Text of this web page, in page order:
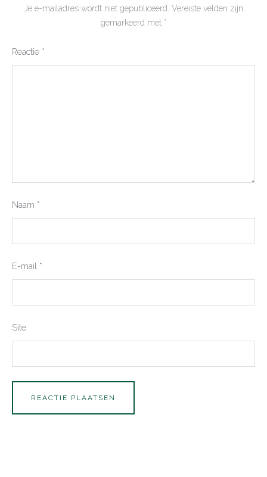
Je e-mailadres wordt niet gepubliceerd. Vereiste velden zijn
gemarkeerd met *
Reactie *
Naam *
E-mail *
Site